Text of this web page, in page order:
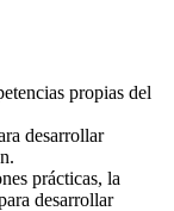
propias del
desarrollar
prácticas, la
desarrollar